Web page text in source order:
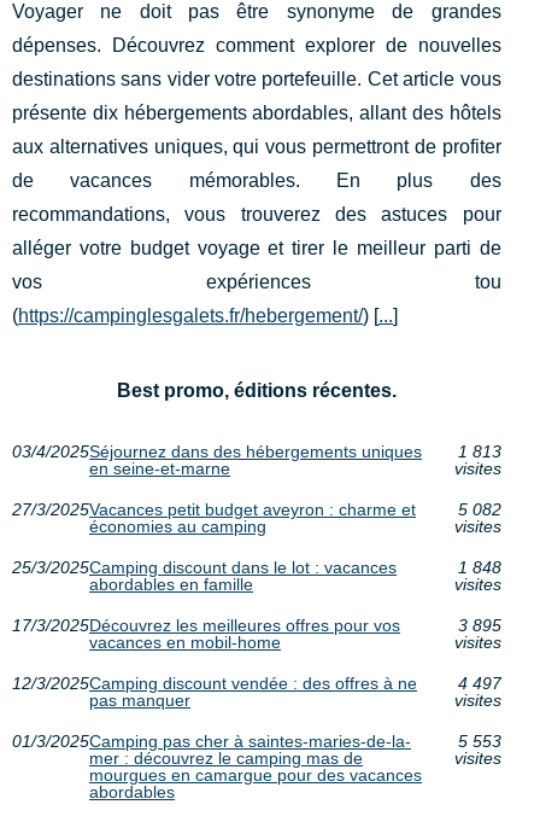
Voyager ne doit pas être synonyme de grandes
dépenses. Découvrez comment explorer de nouvelles
destinations sans vider votre portefeuille. Cet article vous
présente dix hébergements abordables, allant des hôtels
aux alternatives uniques, qui vous permettront de profiter
de vacances mémorables. En plus des
recommandations, vous trouverez des astuces pour
alléger votre budget voyage et tirer le meilleur parti de
vos expériences tou
(https://campinglesgalets.fr/hebergement/) [...]
Best promo, éditions récentes.
03/4/2025Séjournez dans des hébergements uniques
en seine-et-marne
1 813
visites
27/3/2025Vacances petit budget aveyron : charme et
économies au camping
5 082
visites
25/3/2025Camping discount dans le lot : vacances
abordables en famille
1 848
visites
17/3/2025Découvrez les meilleures offres pour vos
vacances en mobil-home
3 895
visites
12/3/2025Camping discount vendée : des offres à ne
pas manquer
4 497
visites
01/3/2025Camping pas cher à saintes-maries-de-la-
mer : découvrez le camping mas de
mourgues en camargue pour des vacances
abordables
5 553
visites